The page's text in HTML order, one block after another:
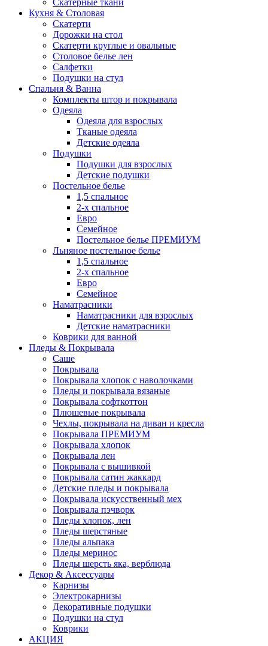
Скатерные ткани
Кухня & Столовая
Скатерти
Дорожки на стол
Скатерти круглые и овальные
Столовое белье лен
Салфетки
Подушки на стул
Спальня & Ванна
Комплекты штор и покрывала
Одеяла
Одеяла для взрослых
Тканые одеяла
Детские одеяла
Подушки
Подушки для взрослых
Детские подушки
Постельное белье
1,5 спальное
2-х спальное
Евро
Семейное
Постельное белье ПРЕМИУМ
Льняное постельное белье
1,5 спальное
2-х спальное
Евро
Семейное
Наматрасники
Наматрасники для взрослых
Детские наматрасники
Коврики для ванной
Пледы & Покрывала
Саше
Покрывала
Покрывала хлопок с наволочками
Пледы и покрывала вязаные
Покрывала софткоттон
Плюшевые покрывала
Чехлы, покрывала на диван и кресла
Покрывала ПРЕМИУМ
Покрывала хлопок
Покрывала лен
Покрывала с вышивкой
Покрывала сатин жаккард
Детские пледы и покрывала
Покрывала искусственный мех
Покрывала пэчворк
Пледы хлопок, лен
Пледы шерстяные
Пледы альпака
Пледы меринос
Пледы шерсть яка, верблюда
Декор & Аксессуары
Карнизы
Электрокарнизы
Декоративные подушки
Подушки на стул
Коврики
АКЦИЯ